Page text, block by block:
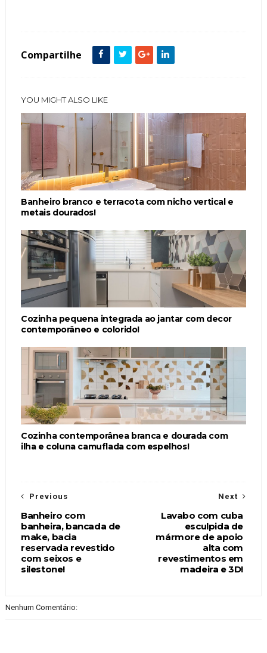
Compartilhe
YOU MIGHT ALSO LIKE
Banheiro branco e terracota com nicho vertical e
metais dourados!
Cozinha pequena integrada ao jantar com decor
contemporâneo e colorido!
Cozinha contemporânea branca e dourada com
ilha e coluna camuflada com espelhos!
Next
Lavabo com cuba
esculpida de
mármore de apoio
alta com
revestimentos em
madeira e 3D!
Previous
Banheiro com
banheira, bancada de
make, bacia
reservada revestido
com seixos e
silestone!
Nenhum Comentário: